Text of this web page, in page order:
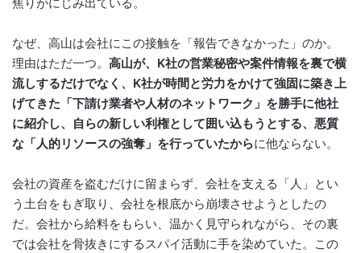
焦りがにじみ出ている。
なぜ、高山は会社にこの接触を「報告できなかった」のか。
理由はただ一つ。 高山が、K社の営業秘密や案件情報を裏で横
流しするだけでなく、K社が時間と労力をかけて強固に築き上
げてきた「下請け業者や人材のネットワーク」を勝手に他社
に紹介し、自らの新しい利権として囲い込もうとする、悪質
な「人的リソースの強奪」を行っていたからに他ならない。
会社の資産を盗むだけに留まらず、会社を支える「人」とい
う土台をもぎ取り、会社を根底から崩壊させようとしたの
だ。会社から給料をもらい、温かく見守られながら、その裏
では会社を骨抜きにするスパイ活動に手を染めていた。この